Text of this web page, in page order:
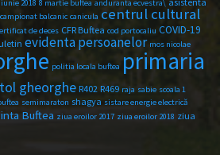
iunie 2018 8 martie buftea anduranta ecvestra\
campionat balcanic canicula centrul cultural
de deces CFR Buftea cod portocaliu COVID-19
evidenta persoanelor mos nicolae
politia locala buftea primaria
gheorghe R402 R469 raja sabie scoala 1
semimaraton shagya sistare energie electrică
Buftea ziua eroilor 2017 ziua eroilor 2018 ziua